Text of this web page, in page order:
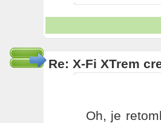
Re: X-Fi XTrem
Oh, je